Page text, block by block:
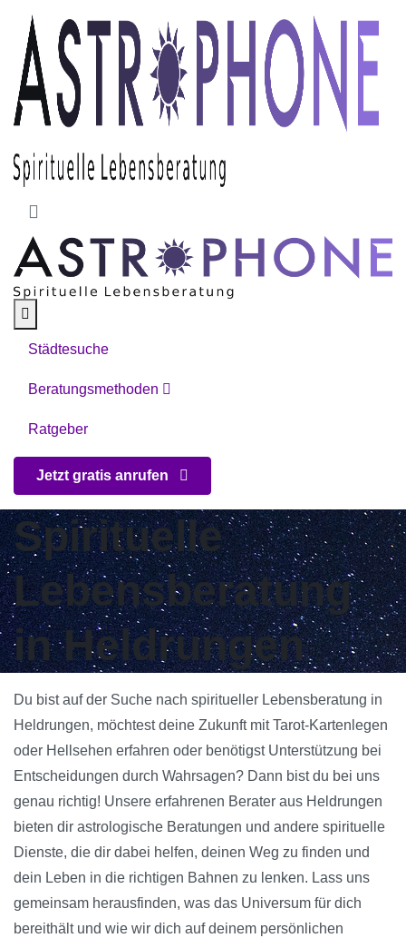
Skip to main content
Städtesuche
Beratungsmethoden
Ratgeber
Jetzt gratis anrufen
Spirituelle
Lebensberatung
in Heldrungen
Du bist auf der Suche nach spiritueller Lebensberatung in
Heldrungen, möchtest deine Zukunft mit Tarot-Kartenlegen
oder Hellsehen erfahren oder benötigst Unterstützung bei
Entscheidungen durch Wahrsagen? Dann bist du bei uns
genau richtig! Unsere erfahrenen Berater aus Heldrungen
bieten dir astrologische Beratungen und andere spirituelle
Dienste, die dir dabei helfen, deinen Weg zu finden und
dein Leben in die richtigen Bahnen zu lenken. Lass uns
gemeinsam herausfinden, was das Universum für dich
bereithält und wie wir dich auf deinem persönlichen